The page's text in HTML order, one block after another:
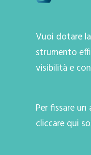
Vuoi dotare
strumento
visibilità e
Per fissare
cliccare qui